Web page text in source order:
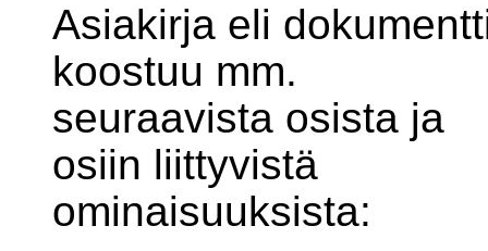
Asiakirja eli
koostuu mm.
seuraavista osista ja
osiin liittyvistä
ominaisuuksista: